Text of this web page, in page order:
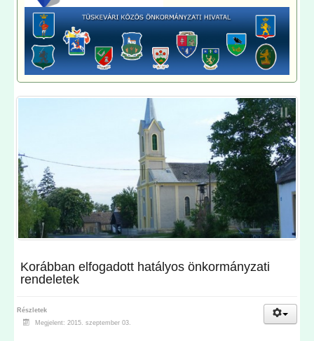
Korábban elfogadott hatályos önkormányzati
rendeletek
Részletek
Megjelent: 2015. szeptember 03.